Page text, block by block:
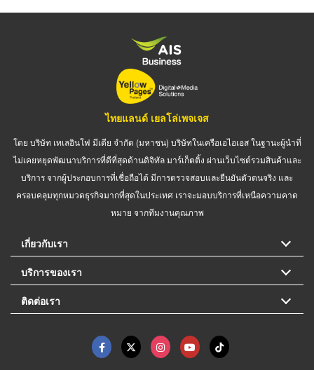
ไทยแลนด์ เยลโล่เพจเจส
โดย บริษัท เทเลอินโฟ มีเดีย จำกัด (มหาชน) บริษัทในเครือเอไอเอส ในฐานะผู้นำที่
ไม่เคยหยุดพัฒนาบริการที่ดีที่สุดด้านดิจิทัล มาร์เก็ตติ้ง ผ่านเว็บไซต์รวมสินค้าและ
บริการ จากผู้ประกอบการที่เชื่อถือได้ มีการตรวจสอบและยืนยันตัวตนจริง และ
ครอบคลุมทุกหมวดธุรกิจมากที่สุดในประเทศ เราจะมอบบริการที่เหนือความคาด
หมาย จากทีมงานคุณภาพ
เกี่ยวกับเรา
บริการของเรา
ติดต่อเรา